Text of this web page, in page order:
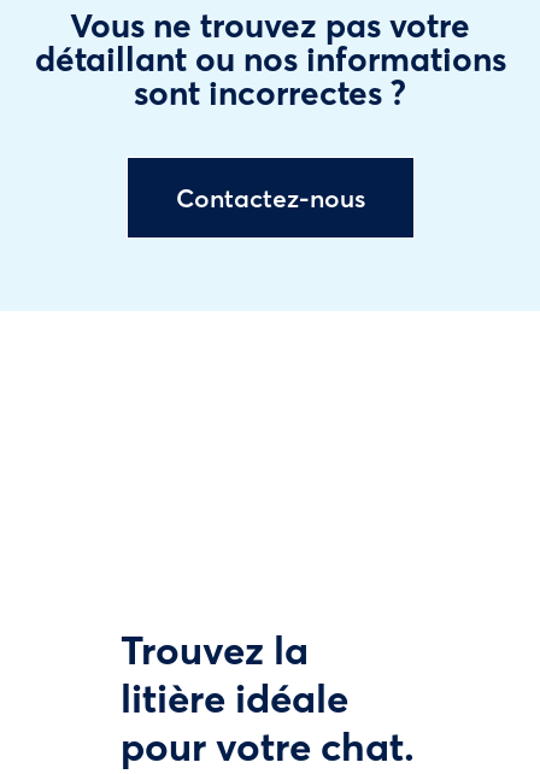
Vous ne trouvez pas votre
détaillant ou nos informations
sont incorrectes ?
Contactez-nous
Trouvez la
litière idéale
pour votre chat.